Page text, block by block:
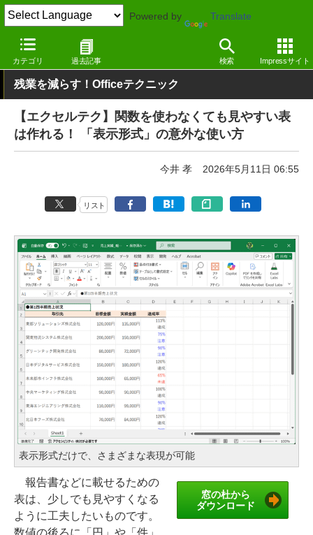
Powered by Translate
カテゴリ 過去記事 検索 Impressサイト
窓の杜 オフィス・ドキュメント Windows
残業を減らす！Officeテクニック
【エクセルテク】関数を使わなくても見やすい表
は作れる！ 「表示形式」の意外な使い方
今井 孝 2026年5月11日 06:55
リスト
表示形式だけで、さまざまな表現が可能
窓の杜から
ダウンロード
報告書などに載せるための
表は、少しでも見やすくなる
ように工夫したいものです。
数値の後ろに「円」や「件」